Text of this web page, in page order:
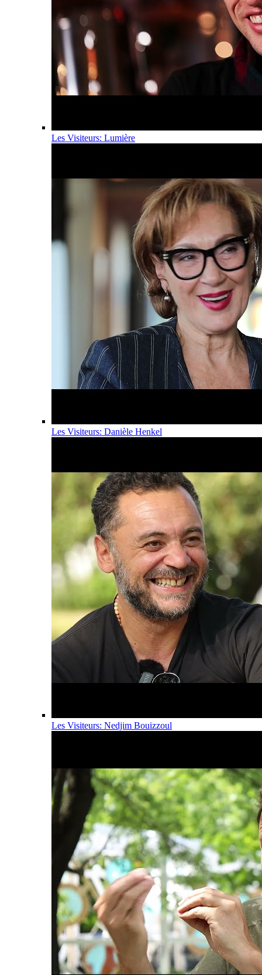
Les Visiteurs: Lumière
Les Visiteurs: Danièle Henkel
Les Visiteurs: Nedjim Bouizzoul